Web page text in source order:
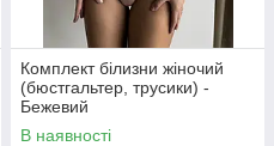
Комплект білизни жіночий
(бюстгальтер, трусики) -
Бежевий
В наявності